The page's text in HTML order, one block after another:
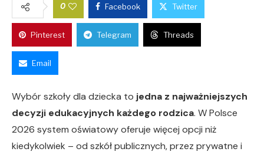
0 Facebook Twitter
Pinterest Telegram Threads
Email
Wybór szkoły dla dziecka to jedna z najważniejszych
decyzji edukacyjnych każdego rodzica. W Polsce
2026 system oświatowy oferuje więcej opcji niż
kiedykolwiek – od szkół publicznych, przez prywatne i